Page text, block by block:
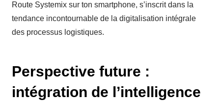
Route Systemix sur ton smartphone, s’inscrit dans la
tendance incontournable de la digitalisation intégrale
des processus logistiques.
Perspective future :
intégration de l’intelligence